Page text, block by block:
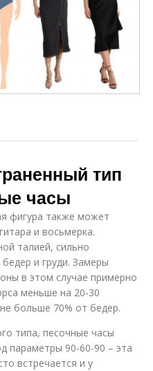
тип
часы
фигура также может
и восьмерка.
талией, сильно
и груди. Замеры
в этом случае примерно
меньше на 20-30
больше 70% от бедер.
типа, песочные часы
параметры 90-60-90 – эта
встречается и у